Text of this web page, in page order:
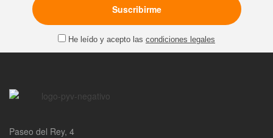
He leído y acepto las condiciones legales
Paseo del Rey, 4